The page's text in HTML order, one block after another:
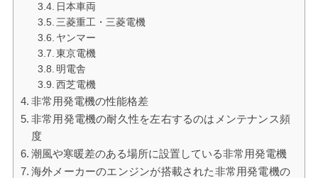
日本車両
三菱重工・三菱電機
ヤンマー
東京電機
明電舎
西芝電機
非常用発電機の性能格差
非常用発電機の耐久性を左右するのはメンテナンス頻
度
潮風や寒暖差のある場所に設置している非常用発電機
海外メーカーのエンジンが搭載された非常用発電機の